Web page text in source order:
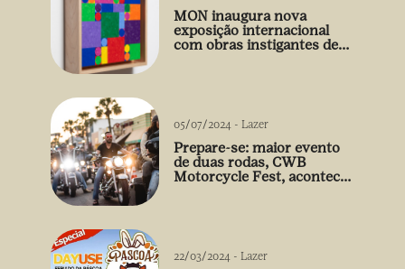
MON inaugura nova
exposição internacional
com obras instigantes de
05/07/2024 - Lazer
Prepare-se: maior evento
de duas rodas, CWB
Motorcycle Fest, acontece
22/03/2024 - Lazer